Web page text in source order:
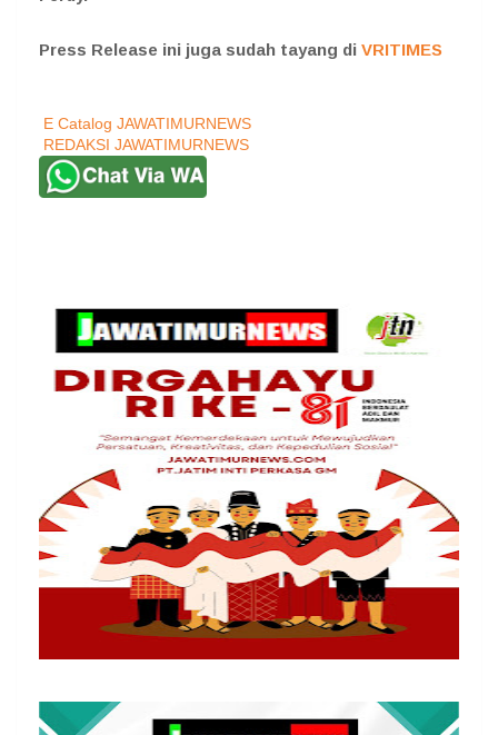
Press Release ini juga sudah tayang di VRITIMES
E Catalog JAWATIMURNEWS
REDAKSI JAWATIMURNEWS